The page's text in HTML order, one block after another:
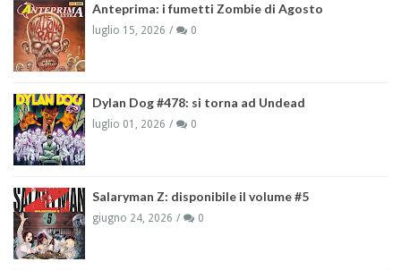
Anteprima: i fumetti Zombie di Agosto
luglio 15, 2026 0
Dylan Dog #478: si torna ad Undead
luglio 01, 2026 0
Salaryman Z: disponibile il volume #5
giugno 24, 2026 0